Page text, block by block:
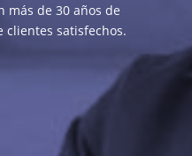
más de 30 años de
clientes satisfechos.